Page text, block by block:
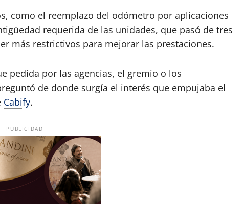
como el reemplazo del odómetro por aplicaciones
requerida de las unidades, que pasó de tres
más restrictivos para mejorar las prestaciones.
pedida por las agencias, el gremio o los
de donde surgía el interés que empujaba el
Cabify.
PUBLICIDAD